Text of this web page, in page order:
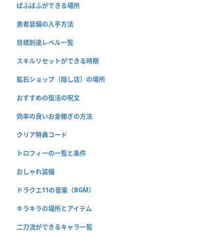
ぱふぱふができる場所
勇者装備の入手方法
目標到達レベル一覧
スキルリセットができる時期
鉱石ショップ（隠し店）の場所
おすすめの復活の呪文
効率の良いお金稼ぎの方法
クリア特典コード
トロフィーの一覧と条件
おしゃれ装備
ドラクエ11の音楽（BGM）
キラキラの場所とアイテム
二刀流ができるキャラ一覧